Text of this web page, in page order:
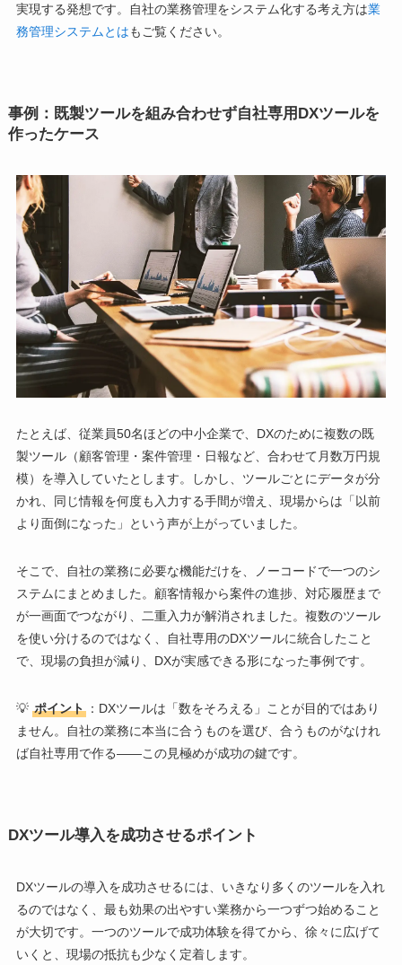
実現する発想です。自社の業務管理をシステム化する考え方は業
務管理システムとはもご覧ください。
事例：既製ツールを組み合わせず自社専用DXツールを
作ったケース
たとえば、従業員50名ほどの中小企業で、DXのために複数の既
製ツール（顧客管理・案件管理・日報など、合わせて月数万円規
模）を導入していたとします。しかし、ツールごとにデータが分
かれ、同じ情報を何度も入力する手間が増え、現場からは「以前
より面倒になった」という声が上がっていました。
そこで、自社の業務に必要な機能だけを、ノーコードで一つのシ
ステムにまとめました。顧客情報から案件の進捗、対応履歴まで
が一画面でつながり、二重入力が解消されました。複数のツール
を使い分けるのではなく、自社専用のDXツールに統合したこと
で、現場の負担が減り、DXが実感できる形になった事例です。
💡 ポイント：DXツールは「数をそろえる」ことが目的ではあり
ません。自社の業務に本当に合うものを選び、合うものがなけれ
ば自社専用で作る——この見極めが成功の鍵です。
DXツール導入を成功させるポイント
DXツールの導入を成功させるには、いきなり多くのツールを入れ
るのではなく、最も効果の出やすい業務から一つずつ始めること
が大切です。一つのツールで成功体験を得てから、徐々に広げて
いくと、現場の抵抗も少なく定着します。